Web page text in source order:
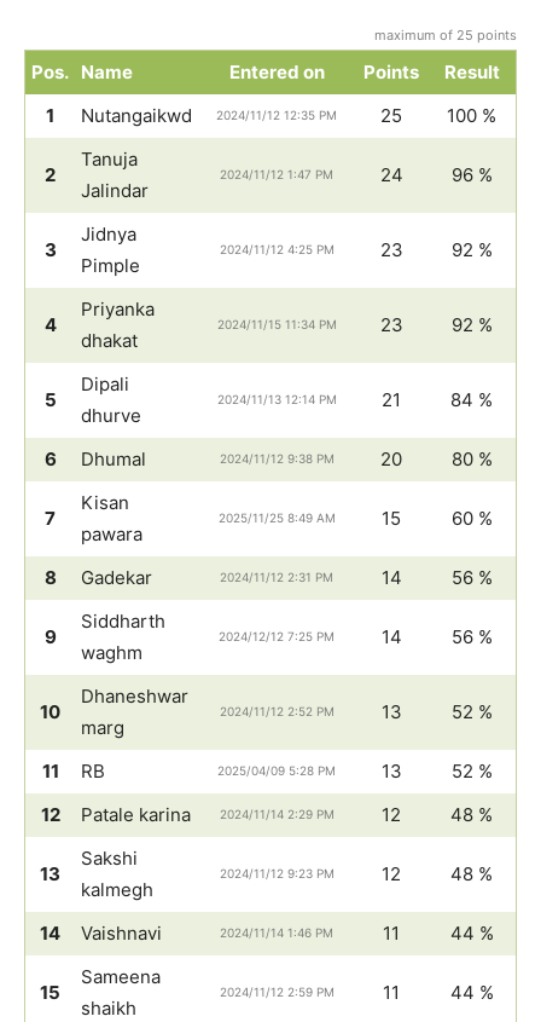
maximum of 25 points
Pos. Name Entered on Points
Result
1
Nutangaikwd 2024/11/12 12:35 PM 25 100 %
2
Tanuja
Jalindar
2024/11/12 1:47 PM 24 96 %
3
Jidnya
Pimple
2024/11/12 4:25 PM 23 92 %
4
Priyanka
dhakat
2024/11/15 11:34 PM 23 92 %
5
Dipali
dhurve
2024/11/13 12:14 PM 21 84 %
6 Dhumal 2024/11/12 9:38 PM 20 80 %
7
Kisan
pawara
2025/11/25 8:49 AM 15 60 %
8 Gadekar 2024/11/12 2:31 PM 14 56 %
9
Siddharth
waghm
2024/12/12 7:25 PM 14 56 %
10
Dhaneshwar
marg
2024/11/12 2:52 PM 13 52 %
11 RB 2025/04/09 5:28 PM 13
52 %
12
Patale karina 2024/11/14 2:29 PM 12 48 %
13
Sakshi
kalmegh
2024/11/12 9:23 PM 12 48 %
14 Vaishnavi 2024/11/14 1:46 PM 11 44 %
15
Sameena
shaikh
2024/11/12 2:59 PM 11 44 %